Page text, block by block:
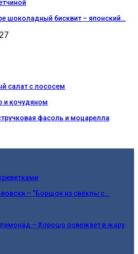
шоколадный бисквит – японский…
салат с лососем
и кочудяном
фасоль и моцарелла
– “Борщок из свёклы с…
– Хорошо освежает в жару